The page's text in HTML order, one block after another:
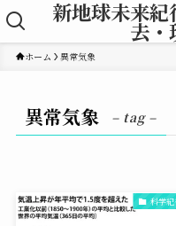
新地球未来
去・
ホーム 異常気象
異常気象 – tag –
科学紀